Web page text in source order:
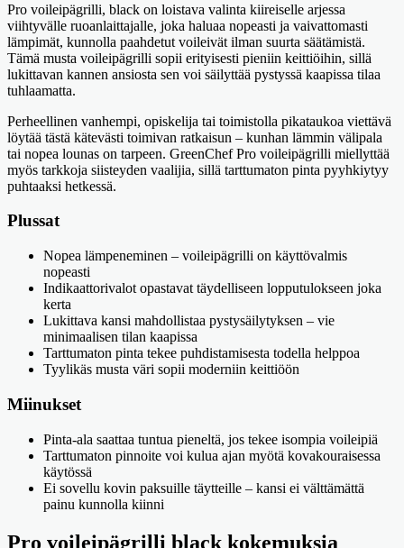
Pro voileipägrilli, black on loistava valinta kiireiselle arjessa
viihtyvälle ruoanlaittajalle, joka haluaa nopeasti ja vaivattomasti
lämpimät, kunnolla paahdetut voileivät ilman suurta säätämistä.
Tämä musta voileipägrilli sopii erityisesti pieniin keittiöihin, sillä
lukittavan kannen ansiosta sen voi säilyttää pystyssä kaapissa tilaa
tuhlaamatta.
Perheellinen vanhempi, opiskelija tai toimistolla pikataukoa viettävä
löytää tästä kätevästi toimivan ratkaisun – kunhan lämmin välipala
tai nopea lounas on tarpeen. GreenChef Pro voileipägrilli miellyttää
myös tarkkoja siisteyden vaalijia, sillä tarttumaton pinta pyyhkiytyy
puhtaaksi hetkessä.
Plussat
Nopea lämpeneminen – voileipägrilli on käyttövalmis
nopeasti
Indikaattorivalot opastavat täydelliseen lopputulokseen joka
kerta
Lukittava kansi mahdollistaa pystysäilytyksen – vie
minimaalisen tilan kaapissa
Tarttumaton pinta tekee puhdistamisesta todella helppoa
Tyylikäs musta väri sopii moderniin keittiöön
Miinukset
Pinta-ala saattaa tuntua pieneltä, jos tekee isompia voileipiä
Tarttumaton pinnoite voi kulua ajan myötä kovakouraisessa
käytössä
Ei sovellu kovin paksuille täytteille – kansi ei välttämättä
painu kunnolla kiinni
Pro voileipägrilli black kokemuksia